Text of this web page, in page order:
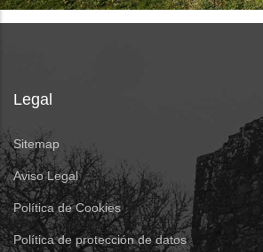
Legal
Sitemap
Aviso Legal
Política de Cookies
Política de protección de datos